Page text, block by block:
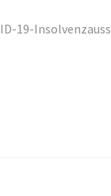
19-